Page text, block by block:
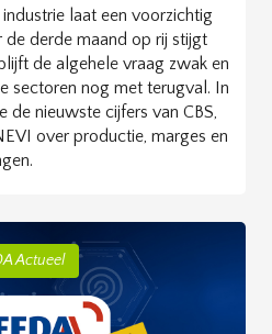
laat een voorzichtig
de derde maand op rij stijgt
de algehele vraag zwak en
sectoren nog met terugval. In
de nieuwste cijfers van CBS,
over productie, marges en
Actueel